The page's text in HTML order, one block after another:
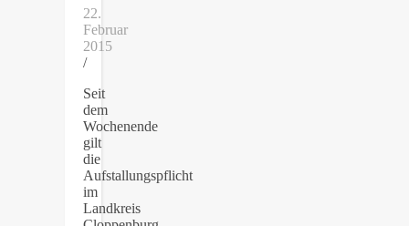
22.
Februar
2015
/
Seit
dem
Wochenende
gilt
die
Aufstallungspflicht
im
Landkreis